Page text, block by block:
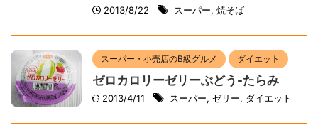
2013/8/22 スーパー, 焼そば
スーパー・小売店のB級グルメ ダイエット
ゼロカロリーゼリーぶどう-たらみ
2013/4/11 スーパー, ゼリー, ダイエット